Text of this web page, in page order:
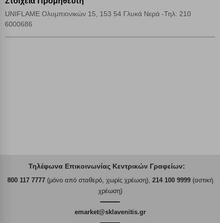
UNIFLAME Ολυμπιονικών 15, 153 54 Γλυκά Νερά -Τηλ: 210
6000686
Τηλέφωνα Επικοινωνίας Κεντρικών Γραφείων:
800 117 7777(μόνο από σταθερό, χωρίς χρέωση), 214 100 9999(αστική
χρέωση)
emarket@sklavenitis.gr